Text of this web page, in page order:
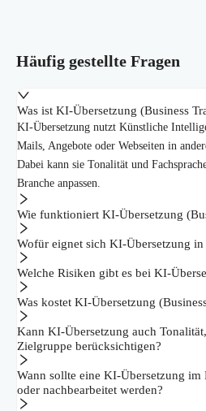
Häufig gestellte Fragen
Was ist KI-Übersetzung (Business
KI-Übersetzung nutzt Künstliche
Mails, Angebote oder Webseiten in
Dabei kann sie Tonalität und
Branche anpassen.
Wie funktioniert KI-Übersetzung
Wofür eignet sich KI-Übersetzung
Welche Risiken gibt es bei KI-
Was kostet KI-Übersetzung
Kann KI-Übersetzung auch
Zielgruppe berücksichtigen?
Wann sollte eine KI-Übersetzung im
oder nachbearbeitet werden?